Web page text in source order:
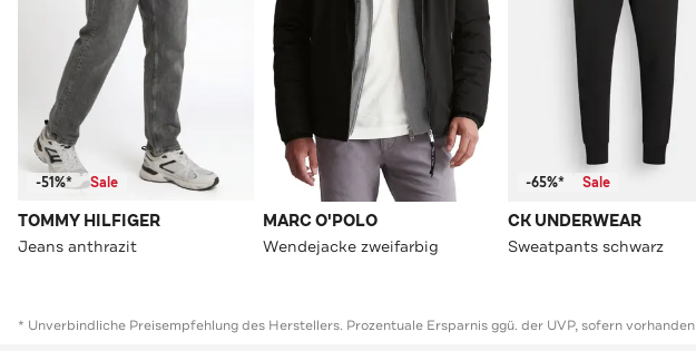
-51%* Sale
TOMMY HILFIGER
Jeans anthrazit
MARC O'POLO
Wendejacke zweifarbig
-65%* Sale
CK UNDERWEAR
Sweatpants schwarz
* Unverbindliche Preisempfehlung des Herstellers. Prozentuale Ersparnis ggü. der UVP, sofern vorhanden